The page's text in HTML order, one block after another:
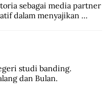
sebagai media partner
dalam menyajikan
studi banding.
dan Bulan.